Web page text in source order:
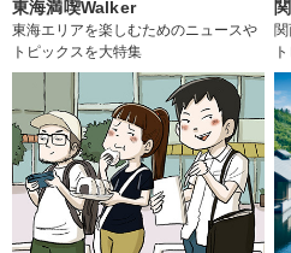
東海満喫Walker
東海エリアを楽しむためのニュースや
トピックスを大特集